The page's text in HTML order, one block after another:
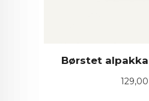
Børstet alpakka
Pris
129,00